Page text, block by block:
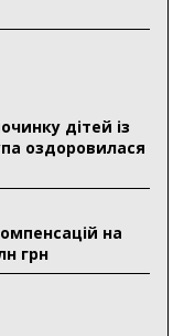
дітей із
оздоровилася
на
грн